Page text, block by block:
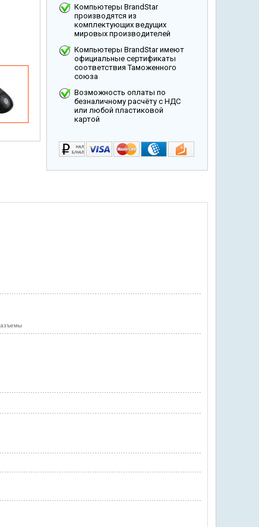
Компьютеры BrandStar
производятся из
комплектующих ведущих
мировых производителей
Компьютеры BrandStar имеют
официальные сертификаты
соответствия Таможенного
союза
Возможность оплаты по
безналичному расчёту с НДС
или любой пластиковой
картой